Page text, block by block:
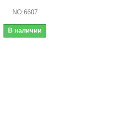
NO:6607
В наличии